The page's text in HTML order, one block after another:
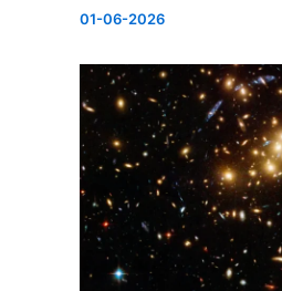
01-06-2026